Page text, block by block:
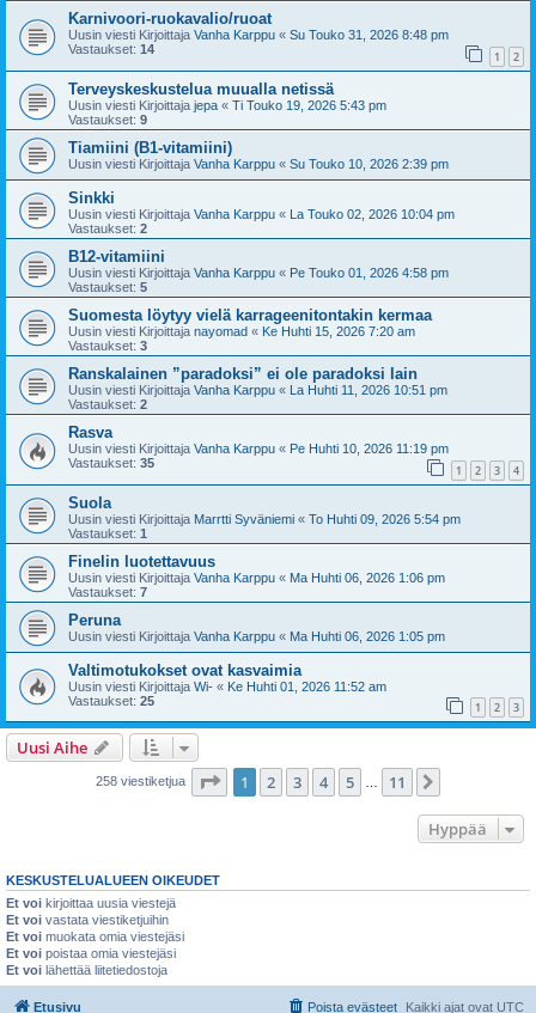
Karnivoori-ruokavalio/ruoat
Uusin viesti Kirjoittaja Vanha Karppu « Su Touko 31, 2026 8:48 pm
Vastaukset: 14 1 2
Terveyskeskustelua muualla netissä
Uusin viesti Kirjoittaja jepa « Ti Touko 19, 2026 5:43 pm
Vastaukset: 9
Tiamiini (B1-vitamiini)
Uusin viesti Kirjoittaja Vanha Karppu « Su Touko 10, 2026 2:39 pm
Sinkki
Uusin viesti Kirjoittaja Vanha Karppu « La Touko 02, 2026 10:04 pm
Vastaukset: 2
B12-vitamiini
Uusin viesti Kirjoittaja Vanha Karppu « Pe Touko 01, 2026 4:58 pm
Vastaukset: 5
Suomesta löytyy vielä karrageenitontakin kermaa
Uusin viesti Kirjoittaja nayomad « Ke Huhti 15, 2026 7:20 am
Vastaukset: 3
Ranskalainen ”paradoksi” ei ole paradoksi lain
Uusin viesti Kirjoittaja Vanha Karppu « La Huhti 11, 2026 10:51 pm
Vastaukset: 2
Rasva
Uusin viesti Kirjoittaja Vanha Karppu « Pe Huhti 10, 2026 11:19 pm
Vastaukset: 35 1 2 3 4
Suola
Uusin viesti Kirjoittaja Marrtti Syväniemi « To Huhti 09, 2026 5:54 pm
Vastaukset: 1
Finelin luotettavuus
Uusin viesti Kirjoittaja Vanha Karppu « Ma Huhti 06, 2026 1:06 pm
Vastaukset: 7
Peruna
Uusin viesti Kirjoittaja Vanha Karppu « Ma Huhti 06, 2026 1:05 pm
Valtimotukokset ovat kasvaimia
Uusin viesti Kirjoittaja Wi- « Ke Huhti 01, 2026 11:52 am
Vastaukset: 25 1 2 3
Uusi Aihe
258 viestiketjua Sivu /11
1 2 3 4 5 … 11
Hyppää
KESKUSTELUALUEEN OIKEUDET
Et voi kirjoittaa uusia viestejä
Et voi vastata viestiketjuihin
Et voi muokata omia viestejäsi
Et voi poistaa omia viestejäsi
Et voi lähettää liitetiedostoja
Etusivu Kaikki ajat ovat UTC
Poista evästeet